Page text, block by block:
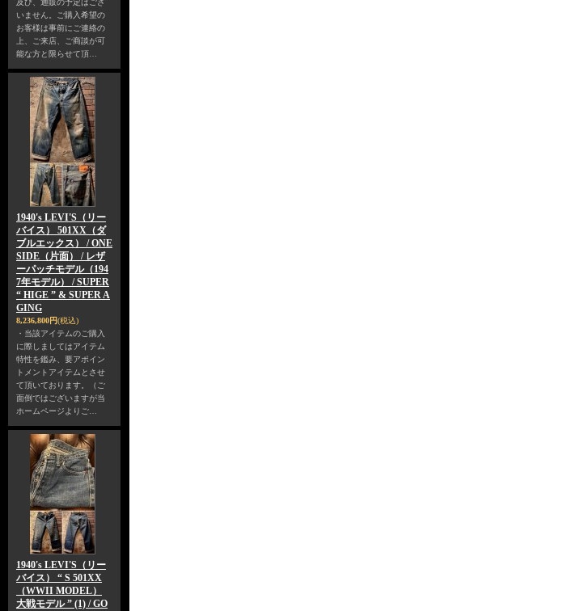
及び、通販の予定はござ
いません。ご購入希望の
お客様は事前にご連絡の
上、ご来店、ご商談が可
能な方と限らせて頂…
1940's LEVI'S（リー
バイス） 501XX（ダ
ブルエックス） / ONE
SIDE（片面） / レザ
ーパッチモデル（194
7年モデル） / SUPER
“ HIGE ” & SUPER A
GING
8,236,800円(税込)
・当該アイテムのご購入
に際しましてはアイテム
特性を鑑み、要アポイン
トメントアイテムとさせ
て頂いております。（ご
面倒ではございますが当
ホームページよりご…
1940's LEVI'S（リー
バイス） “ S 501XX
（WWII MODEL）
大戦モデル ” (1) / GO